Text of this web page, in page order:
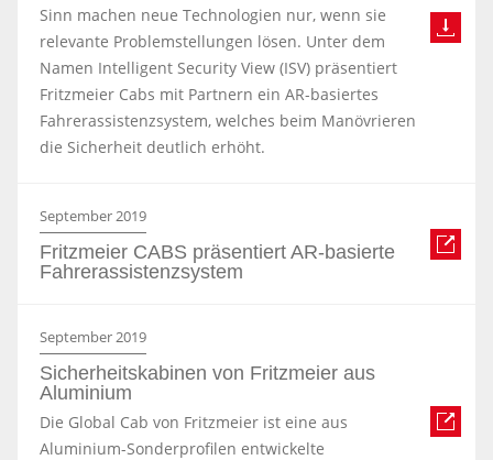
Sinn machen neue Technologien nur, wenn sie
relevante Problemstellungen lösen. Unter dem
Namen Intelligent Security View (ISV) präsentiert
Fritzmeier Cabs mit Partnern ein AR-basiertes
Fahrerassistenzsystem, welches beim Manövrieren
die Sicherheit deutlich erhöht.
September 2019
Fritzmeier CABS präsentiert AR-basierte
Fahrerassistenzsystem
September 2019
Sicherheitskabinen von Fritzmeier aus
Aluminium
Die Global Cab von Fritzmeier ist eine aus
Aluminium-Sonderprofilen entwickelte